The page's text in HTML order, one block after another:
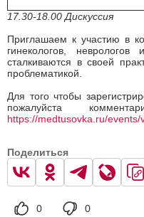
17.30-18.00 Дискуссия
Приглашаем к участию в
гинекологов,
сталкиваются в своей
проблематикой.
Для того чтобы
пожалуйста
https://medtusovka.ru/events/
Поделиться
0 0